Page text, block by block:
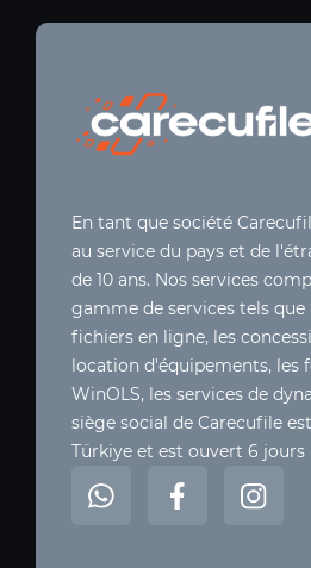
En tant que société
au service du pays et de
de 10 ans. Nos services
gamme de services tels
fichiers en ligne, les
location d'équipements, les
WinOLS, les services de
siège social de Carecufile
Türkiye et est ouvert 6 jours